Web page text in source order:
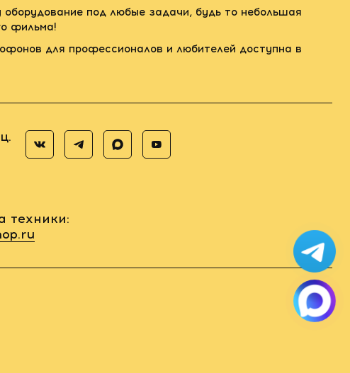
оборудование под любые задачи, будь то небольшая
фильма!
для профессионалов и любителей доступна в
техники: